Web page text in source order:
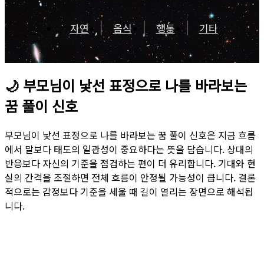
자연 음식 행동 기타
🌙 부모님이 낯선 표정으로 나를 바라보는
꿈 풀이 신호
부모님이 낯선 표정으로 나를 바라보는 꿈 풀이 신호은 지금 흐름
에서 말보다 태도의 일관성이 중요하다는 뜻을 담습니다. 상대의
반응보다 자신의 기준을 점검하는 편이 더 유리합니다. 기대와 현
실의 간격을 조절하면 전체 흐름이 안정될 가능성이 큽니다. 결론
적으로는 감정보다 기준을 세울 때 길이 열리는 장면으로 해석됩
니다.